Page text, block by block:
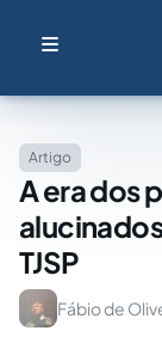
Artigo
A era dos
TJSP
Fábio de